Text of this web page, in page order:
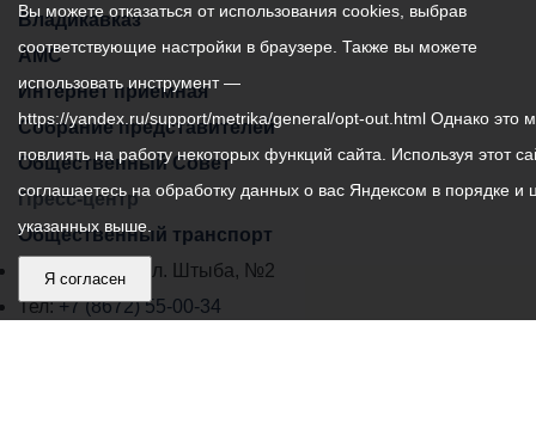
Владикавказ:
Владикавказ
АМС
Интернет приемная
Собрание представителей
Общественный Совет
Пресс-центр
Общественный транспорт
Владикавказ, пл. Штыба, №2
Тел:+7 (8672) 55-00-34
Вы можете отказаться от использования cookies, выбрав
соответствующие настройки в браузере. Также вы можете
использовать инструмент —
https://yandex.ru/support/metrika/general/opt-out.html Однако это
повлиять на работу некоторых функций сайта. Используя этот
соглашаетесь на обработку данных о вас Яндексом в порядке и
указанных выше.
Я согласен